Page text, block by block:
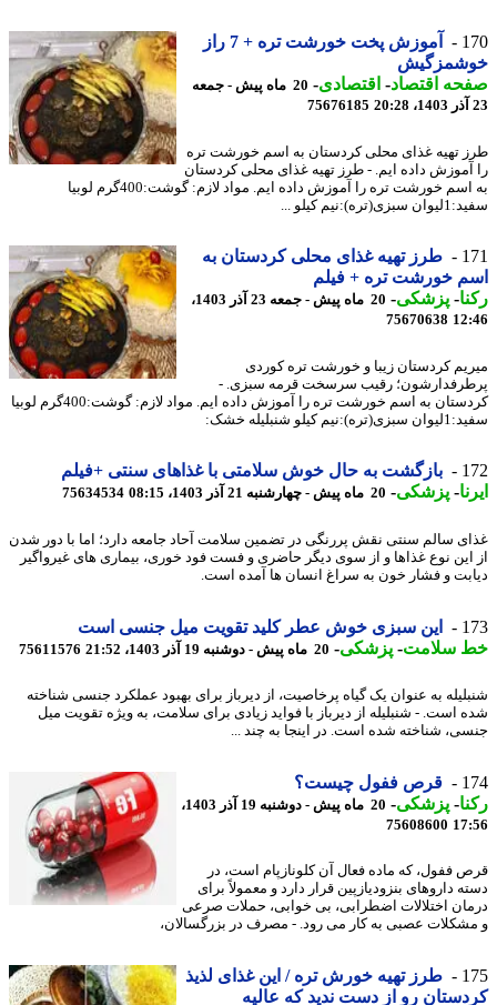
آموزش پخت خورشت تره + 7 راز
اقتصاد-اقتصادی-
20 ماه پیش - جمعه
75676185
تهیه غذای محلی کردستان به اسم خورشت تره
داده ایم. - طرز تهیه غذای محلی کردستان
به اسم خورشت تره را آموزش داده ایم. مواد لازم: گوشت:400گرم لوبیا
کیلو ...
طرز تهیه غذای محلی کردستان به
خورشت تره + فیلم
-پزشکی-
20 ماه پیش - جمعه 23 آذر 1403،
75670638
کردستان زیبا و خورشت تره کوردی
رقیب سرسخت قرمه سبزی. -
کردستان به اسم خورشت تره را آموزش داده ایم. مواد لازم: گوشت:400گرم لوبیا
کیلو شنبلیله خشک:
بازگشت به حال خوش سلامتی با غذاهای سنتی +فیلم
-پزشکی-20 ماه پیش - چهارشنبه 21 آذر 1403، 08:15 75634534
سالم سنتی نقش پررنگی در تضمین سلامت آحاد جامعه دارد؛ اما با دور شدن
نوع غذاها و از سوی دیگر حاضری و فست فود خوری، بیماری های غیرواگیر
و فشار خون به سراغ انسان ها آمده است.
این سبزی خوش عطر کلید تقویت میل جنسی است
سلامت-پزشکی-20 ماه پیش - دوشنبه 19 آذر 1403، 21:52 75611576
به عنوان یک گیاه پرخاصیت، از دیرباز برای بهبود عملکرد جنسی شناخته
است. - شنبلیله از دیرباز با فواید زیادی برای سلامت، به ویژه تقویت میل
شناخته شده است. در اینجا به چند ...
قرص ففول چیست؟
-پزشکی-
20 ماه پیش - دوشنبه 19 آذر 1403،
75608600
ففول، که ماده فعال آن کلونازپام است، در
داروهای بنزودیازپین قرار دارد و معمولاً برای
اختلالات اضطرابی، بی خوابی، حملات صرعی
عصبی به کار می رود. - مصرف در بزرگسالان،
طرز تهیه خورش تره / این غذای لذیذ
رو از دست ندید که عالیه